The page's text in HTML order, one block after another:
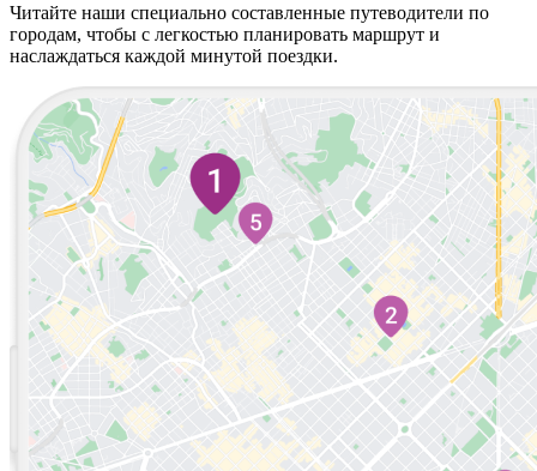
Читайте наши специально составленные путеводители по
городам, чтобы с легкостью планировать маршрут и
наслаждаться каждой минутой поездки.